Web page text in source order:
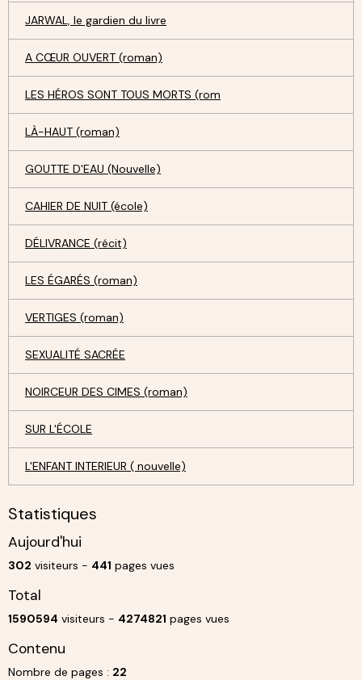
JARWAL, le gardien du livre
A CŒUR OUVERT (roman)
LES HÉROS SONT TOUS MORTS (rom
LÀ-HAUT (roman)
GOUTTE D'EAU (Nouvelle)
CAHIER DE NUIT (école)
DÉLIVRANCE (récit)
LES ÉGARÉS (roman)
VERTIGES (roman)
SEXUALITÉ SACRÉE
NOIRCEUR DES CIMES (roman)
SUR L'ÉCOLE
L'ENFANT INTERIEUR ( nouvelle)
Statistiques
Aujourd'hui
302 visiteurs - 441 pages vues
Total
1590594 visiteurs - 4274821 pages vues
Contenu
Nombre de pages : 22